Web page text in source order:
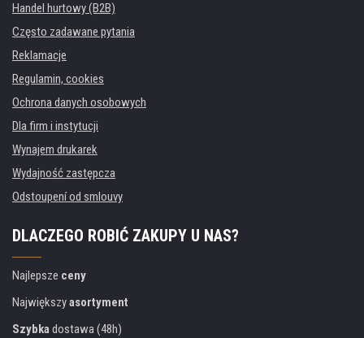
Handel hurtowy (B2B)
Często zadawane pytania
Reklamacje
Regulamin, cookies
Ochrona danych osobowych
Dla firm i instytucji
Wynajem drukarek
Wydajność zastępcza
Odstoupení od smlouvy
DLACZEGO ROBIĆ ZAKUPY U NAS?
Najlepsze ceny
Największyasortyment
Szybkadostawa (48h)